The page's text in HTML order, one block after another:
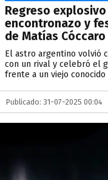
Regreso
encontronazo y
de Matías Cóccaro
El astro argentino volvió
con un rival y celebró el
frente a un viejo
Publicado: 31-07-2025 00:04